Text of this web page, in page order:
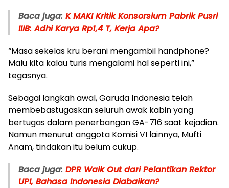
Baca juga: K MAKI Kritik Konsorsium Pabrik Pusri
IIIB: Adhi Karya Rp1,4 T, Kerja Apa?
“Masa sekelas kru berani mengambil handphone?
Malu kita kalau turis mengalami hal seperti ini,”
tegasnya.
Sebagai langkah awal, Garuda Indonesia telah
membebastugaskan seluruh awak kabin yang
bertugas dalam penerbangan GA-716 saat kejadian.
Namun menurut anggota Komisi VI lainnya, Mufti
Anam, tindakan itu belum cukup.
Baca juga: DPR Walk Out dari Pelantikan Rektor
UPI, Bahasa Indonesia Diabaikan?